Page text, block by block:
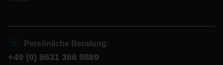
☏ Persönliche Beratung:
+49 (0) 8631 366 9889